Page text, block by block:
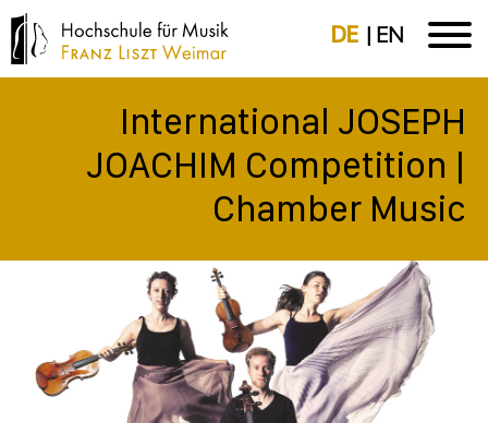
DE EN
International JOSEPH
JOACHIM Competition |
Chamber Music